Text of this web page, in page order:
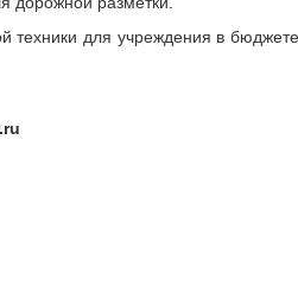
техники для учреждения в